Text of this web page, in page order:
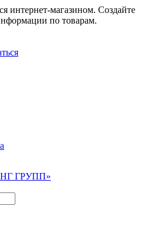
интернет-магазином. Создайте
по товарам.